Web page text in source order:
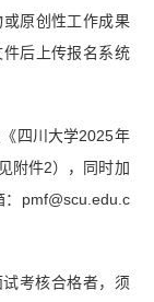
原创性工作成果
后上传报名系统
四川大学2025年
附件2），同时加
：pmf@scu.edu.c
考核合格者，须